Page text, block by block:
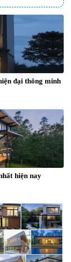
đại thông minh
hiện nay